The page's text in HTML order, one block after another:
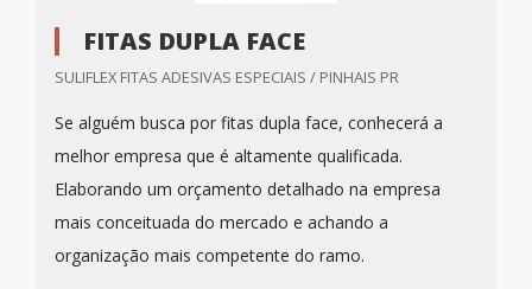
FITAS DUPLA FACE
SULIFLEX FITAS ADESIVAS ESPECIAIS / PINHAIS PR
Se alguém busca por fitas dupla face, conhecerá a
melhor empresa que é altamente qualificada.
Elaborando um orçamento detalhado na empresa
mais conceituada do mercado e achando a
organização mais competente do ramo.